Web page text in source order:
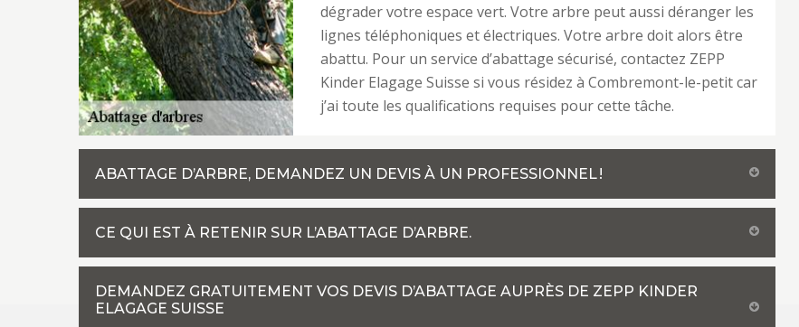
dégrader votre espace vert. Votre arbre peut aussi déranger les
lignes téléphoniques et électriques. Votre arbre doit alors être
abattu. Pour un service d’abattage sécurisé, contactez ZEPP
Kinder Elagage Suisse si vous résidez à Combremont-le-petit car
j’ai toute les qualifications requises pour cette tâche.
ABATTAGE D’ARBRE, DEMANDEZ UN DEVIS À UN PROFESSIONNEL !
CE QUI EST À RETENIR SUR L’ABATTAGE D’ARBRE.
DEMANDEZ GRATUITEMENT VOS DEVIS D’ABATTAGE AUPRÈS DE ZEPP KINDER
ELAGAGE SUISSE